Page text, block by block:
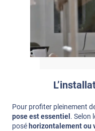
Pour profiter pleinement
pose est essentiel . Selon
posé horizontalement ou